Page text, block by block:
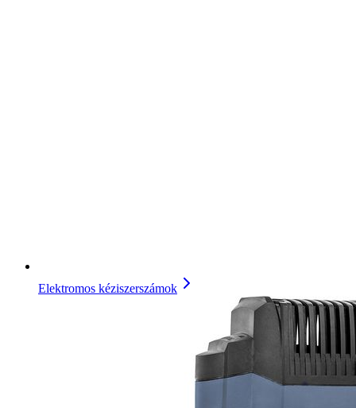
Elektromos kéziszerszámok